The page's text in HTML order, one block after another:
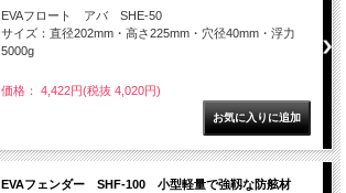
EVAフロート アバ SHE-50
サイズ：直径202mm・高さ225mm・穴径40mm・浮力
5000g
価格： 4,422円(税抜 4,020円)
EVAフェンダー SHF-100 小型軽量で強靱な防舷材